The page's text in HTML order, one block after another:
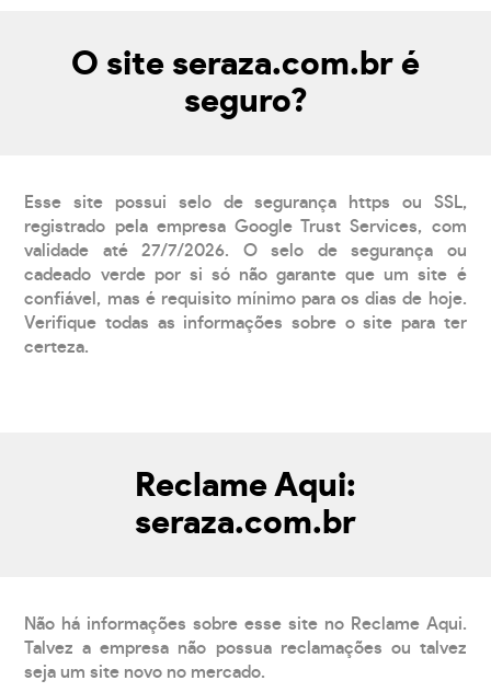
O site seraza.com.br é
seguro?
Esse site possui selo de segurança https ou SSL,
registrado pela empresa Google Trust Services, com
validade até 27/7/2026. O selo de segurança ou
cadeado verde por si só não garante que um site é
confiável, mas é requisito mínimo para os dias de hoje.
Verifique todas as informações sobre o site para ter
certeza.
Reclame Aqui:
seraza.com.br
Não há informações sobre esse site no Reclame Aqui.
Talvez a empresa não possua reclamações ou talvez
seja um site novo no mercado.